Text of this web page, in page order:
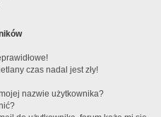
czas nadal jest zły!
nazwie użytkownika?